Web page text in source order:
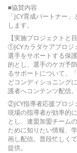
■協賛内容
「JCY育成パートナー
します。
【実施プロジェクトと目
①JCYカラダケアプロジ
選手をサポートする保
的とし、選手のケガ予
るサポートについて、
どコンディショニング
護者へコンテンツ配信。
②JCY指導者応援プロジ
現場の指導者が効率的
とし、連盟加盟チーム
ために知りたい情報、
画し配信。普段忙しく
提供。